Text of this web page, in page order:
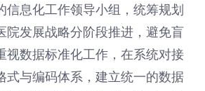
信息化工作领导小组，统筹规划
院发展战略分阶段推进，避免盲
视数据标准化工作，在系统对接
式与编码体系，建立统一的数据